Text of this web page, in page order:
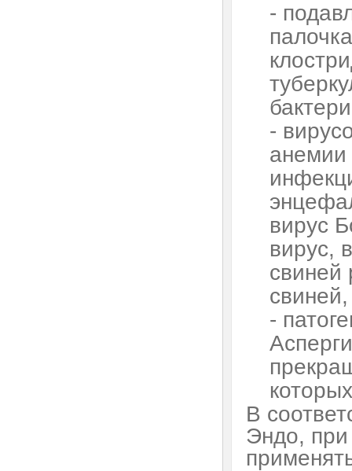
-
-
анемии
вирус
вирус,
свиней
-
В
Эндо,